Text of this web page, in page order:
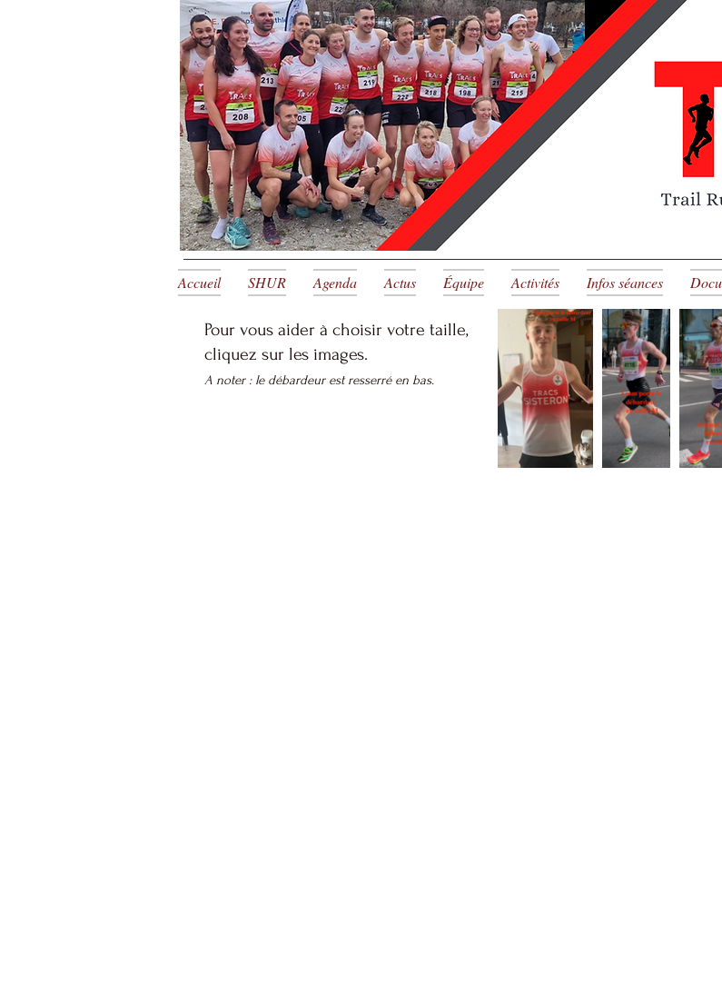
BOUTIQUE
3D 3D 3D
T-shirt Débardeur Brassière
Commande possible jusqu'au18 Septembre 2022
inclus. La prochaine
commande, probablement vers janvier
Possibilité de règlement par chèque, s'adresser à
Accueil SHUR Agenda Actus Équipe Activités Infos séances
Pour vous aider à choisir votre taille,
cliquez sur les images.
A noter : le débardeur est resserré en bas.